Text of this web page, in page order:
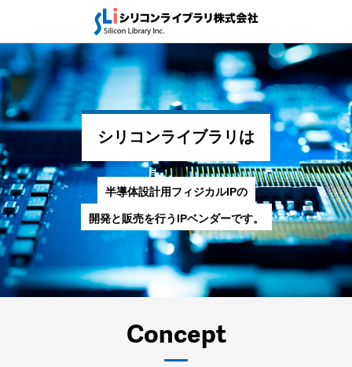
シリコンライブラリは
半導体設計用フィジカルIPの
開発と販売を行うIPベンダーです。
Concept